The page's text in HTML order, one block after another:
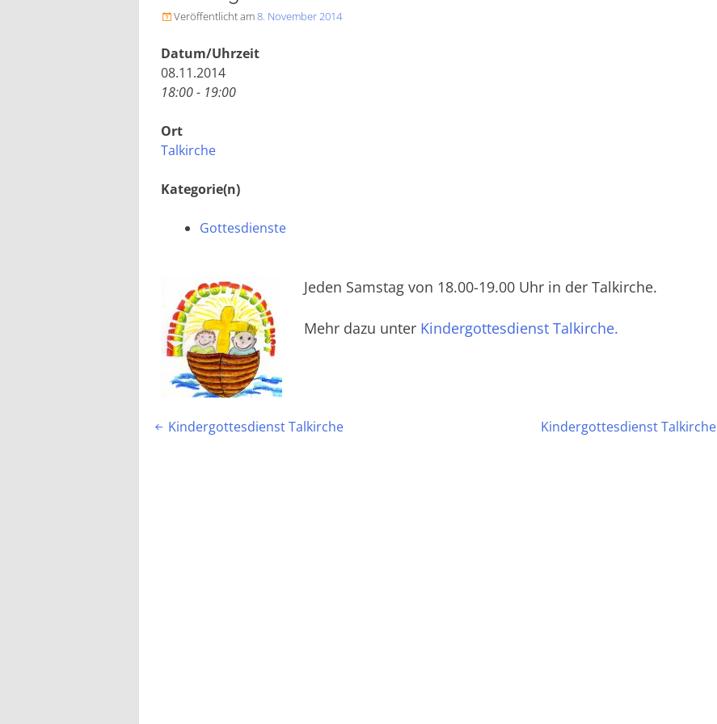
Veröffentlicht am8. November 2014
Datum/Uhrzeit
08.11.2014
18:00 - 19:00
Ort
Talkirche
Kategorie(n)
Gottesdienste
Jeden Samstag von 18.00-19.00 Uhr in der Talkirche.
Mehr dazu unter Kindergottesdienst Talkirche.
Beitragsnavigation
 Kindergottesdienst Talkirche Kindergottesdienst Talkirche